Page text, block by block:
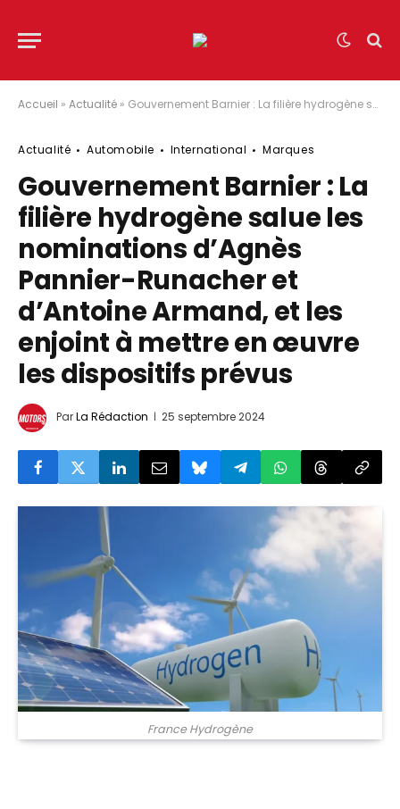
Accueil » Actualité » Gouvernement Barnier : La filière hydrogène salue les nominations d’Agnès Pannier-Runacher et d’Antoine Armand, et les enjoint à mettre en œuvre les dispositifs prévus
Actualité Automobile International Marques
Gouvernement Barnier : La
filière hydrogène salue les
nominations d’Agnès
Pannier-Runacher et
d’Antoine Armand, et les
enjoint à mettre en œuvre
les dispositifs prévus
ParLa Rédaction 25 septembre 2024
France Hydrogène